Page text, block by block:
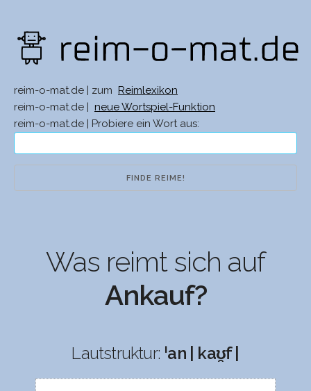
reim-o-mat.de | zum
Reimlexikon
reim-o-mat.de |
neue Wortspiel-Funktion
reim-o-mat.de | Probiere ein Wort aus:
Was reimt sich auf
Ankauf?
Lautstruktur: ˈan | kaʊ̯f |